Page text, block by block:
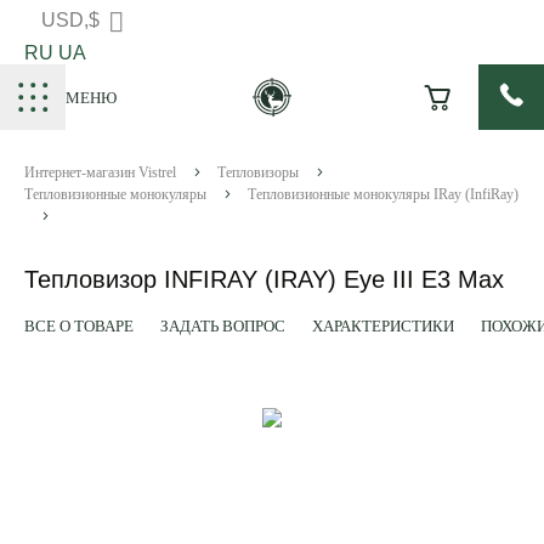
USD,$
RU UA
МЕНЮ
Интернет-магазин Vistrel
Тепловизоры
Тепловизионные монокуляры
Тепловизионные монокуляры IRay (InfiRay)
Тепловизор INFIRAY (IRAY) Eye III E3 Max
ВСЕ О ТОВАРЕ ЗАДАТЬ ВОПРОС ХАРАКТЕРИСТИКИ